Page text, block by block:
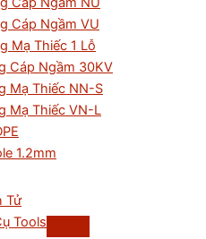
Cáp Ngầm VU
Mạ Thiếc 1 Lỗ
Cáp Ngầm 30KV
Mạ Thiếc NN-S
Mạ Thiếc VN-L
1.2mm
Tử
Tools